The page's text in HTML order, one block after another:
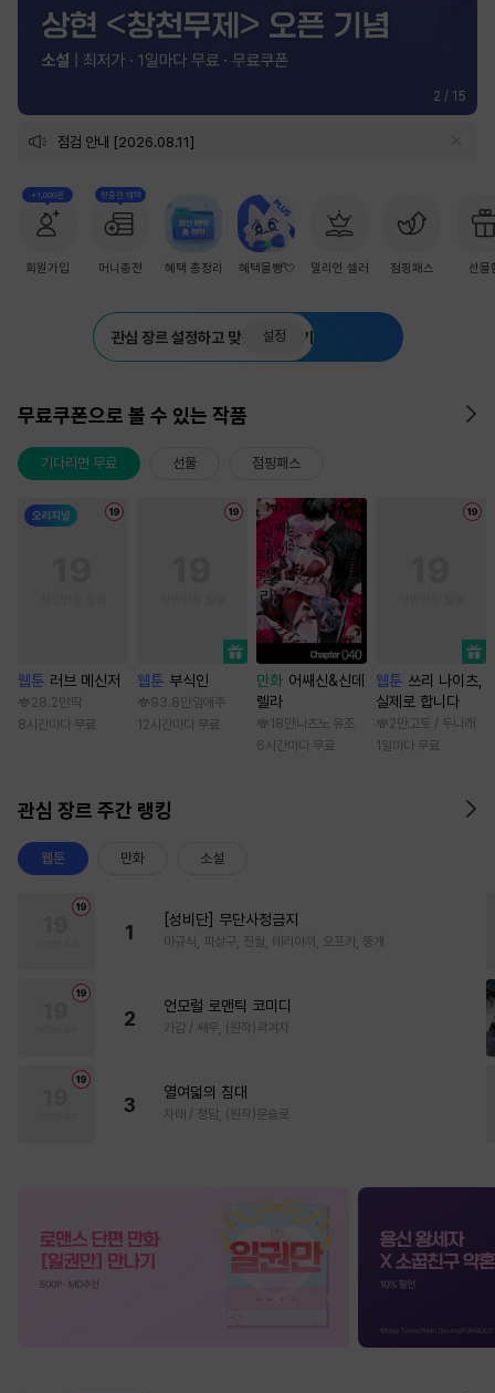
2 / 15
점검 안내 [2026.08.11]
+1,000원
회원가입
첫충전 혜택
머니충전 혜택 총정리 혜택몰빵💘 밀리언 셀러 점핑패스 선물
관심 장르 설정하고 맞춤 추천 받기
설정
무료쿠폰으로 볼 수 있는 작품
기다리면 무료 선물 점핑패스
웹툰 러브 메신저
28.2만 딱
8시간마다 무료
웹툰 부식인
93.8만 임애주
12시간마다 무료
만화 어쌔신&신데
렐라
18만 나츠노 유조
6시간마다 무료
웹툰 쓰리 나이츠,
실제로 합니다
2만 고토 / 두나래
1일마다 무료
관심 장르 주간 랭킹
웹툰 만화 소설
1
[성비단] 무단사정금지
마규식, 피상구, 진월, 테리야끼, 오프카, 뚱개
2
언모럴 로맨틱 코미디
가감 / 쌔우, (원작)곽겨자
3
열여덟의 침대
자태 / 청담, (원작)문슬로